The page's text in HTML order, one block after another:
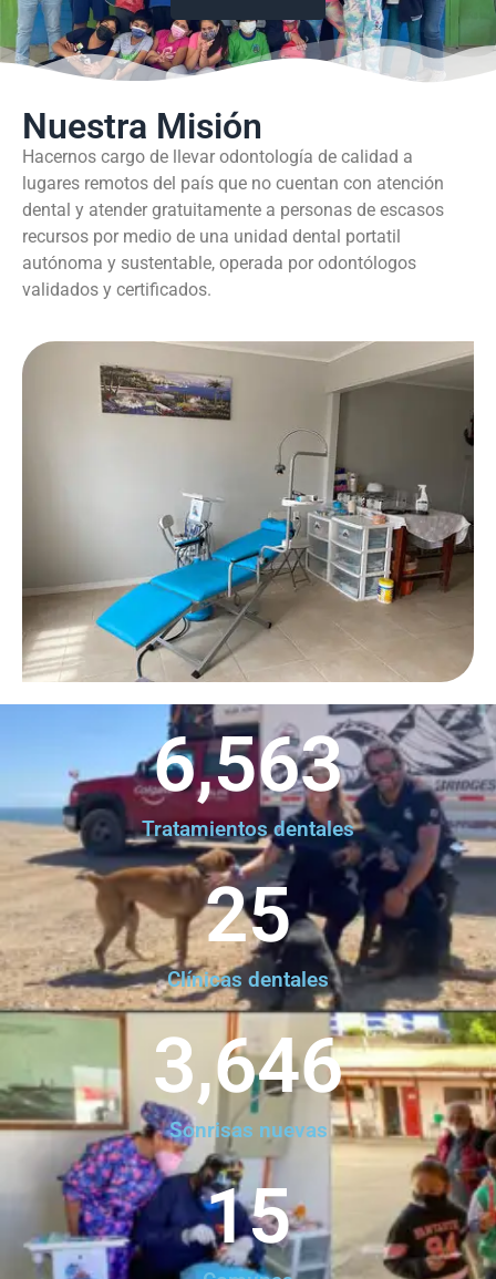
Nuestra Misión
Hacernos cargo de llevar odontología de calidad a
lugares remotos del país que no cuentan con atención
dental y atender gratuitamente a personas de escasos
recursos por medio de una unidad dental portatil
autónoma y sustentable, operada por odontólogos
validados y certificados.
Tratamientos dentales
6,563
Clínicas dentales
25
Sonrisas nuevas
3,646
15